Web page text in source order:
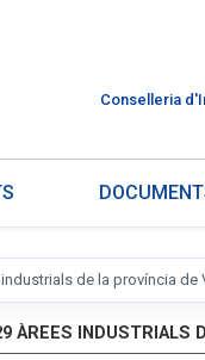
Conselleria
de la província de
ÀREES INDUSTRIALS